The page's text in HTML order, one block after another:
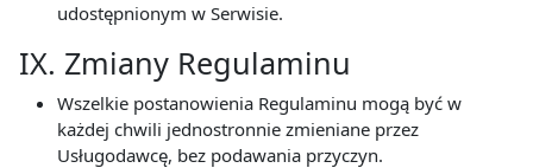
udostępnionym w Serwisie.
IX. Zmiany Regulaminu
Wszelkie postanowienia Regulaminu mogą być w
każdej chwili jednostronnie zmieniane przez
Usługodawcę, bez podawania przyczyn.